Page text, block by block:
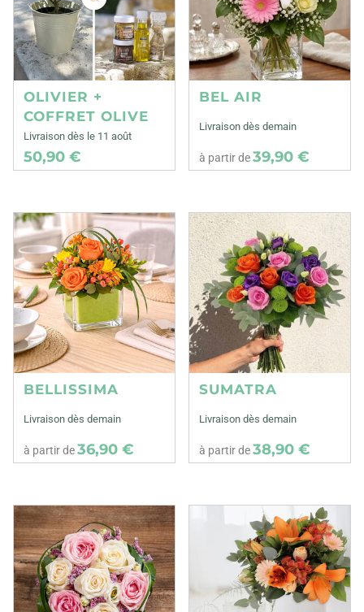
OLIVIER +
COFFRET OLIVE
Livraison dès le 11 août
50,90 €
BEL AIR
Livraison dès demain
à partir de39,90 €
BELLISSIMA
Livraison dès demain
à partir de36,90 €
SUMATRA
Livraison dès demain
à partir de38,90 €